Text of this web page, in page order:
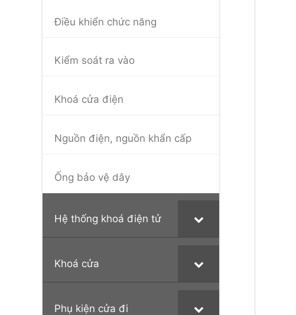
Điều khiển chức năng
Kiểm soát ra vào
Khoá cửa điện
Nguồn điện, nguồn khẩn cấp
Ống bảo vệ dây
Hệ thống khoá điện tử
Khoá cửa
Phụ kiện cửa đi